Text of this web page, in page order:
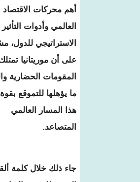
أهم محركات الاقتصاد
العالمي وأدوات التأثير
الاستراتيجي للدول،
على أن موريتانيا
المقومات الحضارية
ما يؤهلها للتموقع
هذا المسار العالمي
المتصاعد.
جاء ذلك خلال كلمة